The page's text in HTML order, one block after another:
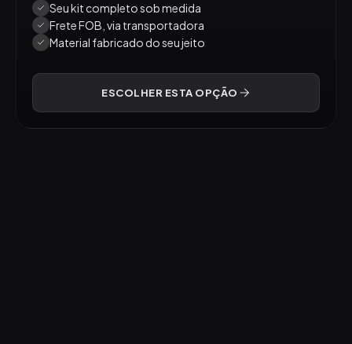
Seu kit completo sob medida
Frete FOB, via transportadora
Material fabricado do seu jeito
ESCOLHER ESTA OPÇÃO